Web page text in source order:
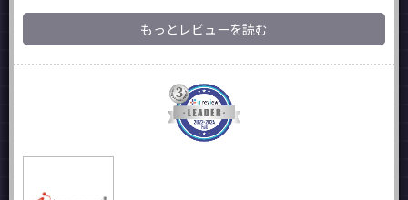
もっとレビューを読む